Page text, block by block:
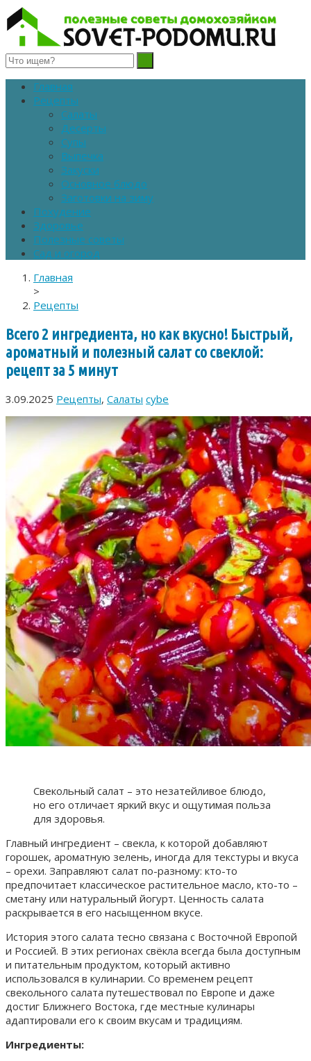
Полезные советы домохозяйкам
Главная
Рецепты
Салаты
Десерты
Супы
Выпечка
Закуски
Основное блюдо
Заготовки на зиму
Похудение
Здоровье
Полезные советы
Сад и огород
Главная
>
Рецепты
Всего 2 ингредиента, но как вкусно! Быстрый,
ароматный и полезный салат со свеклой:
рецепт за 5 минут
3.09.2025 Рецепты, Салаты cybe
Свекольный салат – это незатейливое блюдо,
но его отличает яркий вкус и ощутимая польза
для здоровья.
Главный ингредиент – свекла, к которой добавляют
горошек, ароматную зелень, иногда для текстуры и вкуса
– орехи. Заправляют салат по-разному: кто-то
предпочитает классическое растительное масло, кто-то –
сметану или натуральный йогурт. Ценность салата
раскрывается в его насыщенном вкусе.
История этого салата тесно связана с Восточной Европой
и Россией. В этих регионах свёкла всегда была доступным
и питательным продуктом, который активно
использовался в кулинарии. Со временем рецепт
свекольного салата путешествовал по Европе и даже
достиг Ближнего Востока, где местные кулинары
адаптировали его к своим вкусам и традициям.
Ингредиенты: